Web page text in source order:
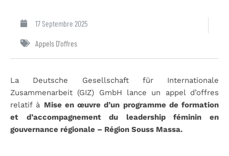
17 Septembre 2025
Appels D'offres
La Deutsche Gesellschaft für Internationale
Zusammenarbeit (GIZ) GmbH lance un appel d’offres
relatif à Mise en œuvre d’un programme de formation
et d’accompagnement du leadership féminin en
gouvernance régionale – Région Souss Massa.